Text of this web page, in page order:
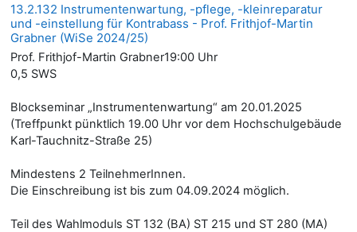
13.2.132 Instrumentenwartung, -pflege, -kleinreparatur
und -einstellung für Kontrabass - Prof. Frithjof-Martin
Grabner (WiSe 2024/25)
Prof. Frithjof-Martin Grabner19:00 Uhr
0,5 SWS
Blockseminar „Instrumentenwartung“ am 20.01.2025
(Treffpunkt pünktlich 19.00 Uhr vor dem Hochschulgebäude
Karl-Tauchnitz-Straße 25)
Mindestens 2 TeilnehmerInnen.
Die Einschreibung ist bis zum 04.09.2024 möglich.
Teil des Wahlmoduls ST 132 (BA) ST 215 und ST 280 (MA)